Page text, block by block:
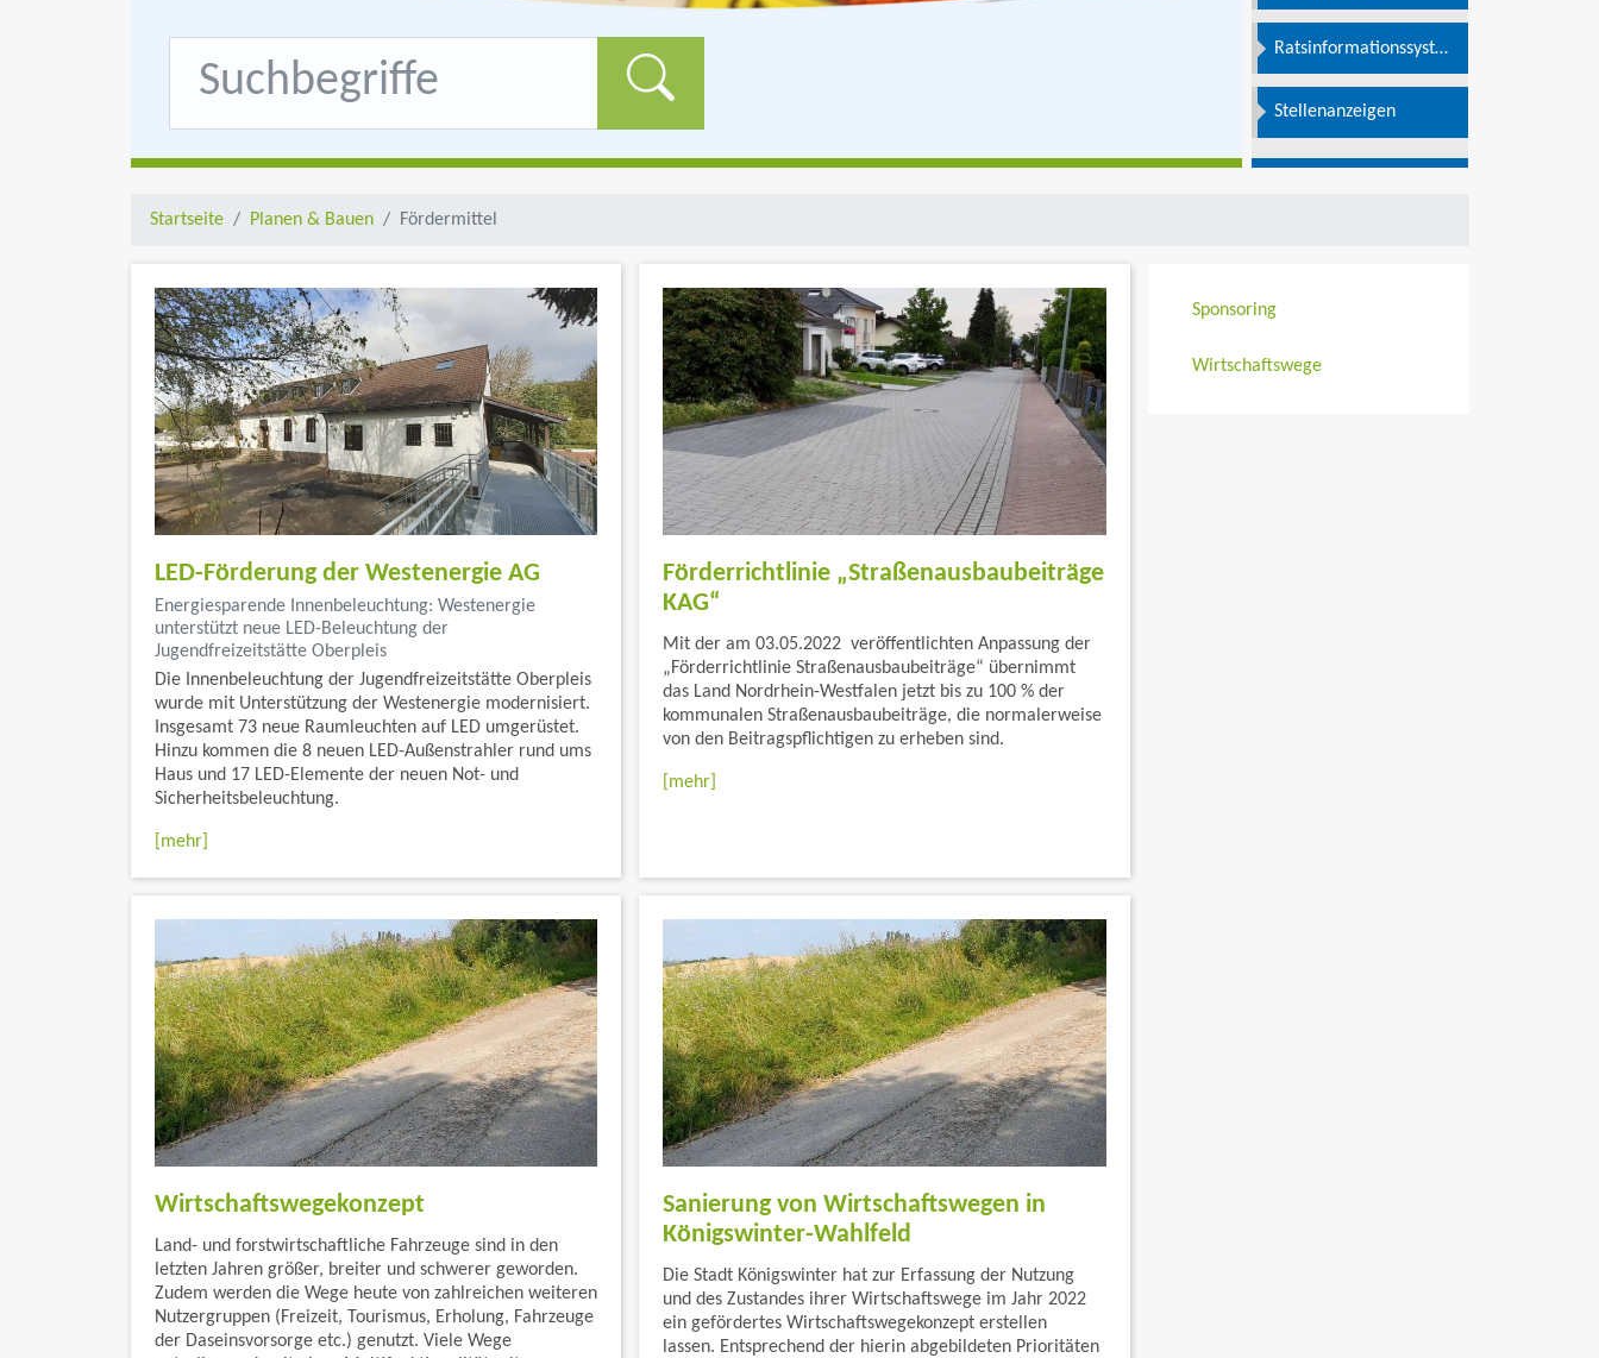
Formularschaltfläche
Ratsinformationssystem
Stellenanzeigen
Startseite Planen & Bauen Fördermittel
LED-Förderung der Westenergie AG
Energiesparende Innenbeleuchtung: Westenergie
unterstützt neue LED-Beleuchtung der
Jugendfreizeitstätte Oberpleis
Die Innenbeleuchtung der Jugendfreizeitstätte Oberpleis
wurde mit Unterstützung der Westenergie modernisiert.
Insgesamt 73 neue Raumleuchten auf LED umgerüstet.
Hinzu kommen die 8 neuen LED-Außenstrahler rund ums
Haus und 17 LED-Elemente der neuen Not- und
Sicherheitsbeleuchtung.
[mehr]
Förderrichtlinie „Straßenausbaubeiträge
KAG“
Mit der am 03.05.2022 veröffentlichten Anpassung der
„Förderrichtlinie Straßenausbaubeiträge“ übernimmt
das Land Nordrhein-Westfalen jetzt bis zu 100 % der
kommunalen Straßenausbaubeiträge, die normalerweise
von den Beitragspflichtigen zu erheben sind.
[mehr]
Wirtschaftswegekonzept
Land- und forstwirtschaftliche Fahrzeuge sind in den
letzten Jahren größer, breiter und schwerer geworden.
Zudem werden die Wege heute von zahlreichen weiteren
Nutzergruppen (Freizeit, Tourismus, Erholung, Fahrzeuge
der Daseinsvorsorge etc.) genutzt. Viele Wege
Sanierung von Wirtschaftswegen in
Königswinter-Wahlfeld
Die Stadt Königswinter hat zur Erfassung der Nutzung
und des Zustandes ihrer Wirtschaftswege im Jahr 2022
ein gefördertes Wirtschaftswegekonzept erstellen
lassen. Entsprechend der hierin abgebildeten Prioritäten
Sponsoring
Wirtschaftswege